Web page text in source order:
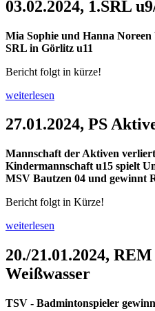
03.02.2024, 1.SRL
Mia Sophie und Hanna Noreen
SRL in Görlitz u11
Bericht folgt in kürze!
weiterlesen
27.01.2024, PS
Mannschaft der Aktiven
Kindermannschaft u15 spielt
MSV Bautzen 04 und gewinnt
Bericht folgt in Kürze!
weiterlesen
20./21.01.2024,
Weißwasser
TSV - Badmintonspieler